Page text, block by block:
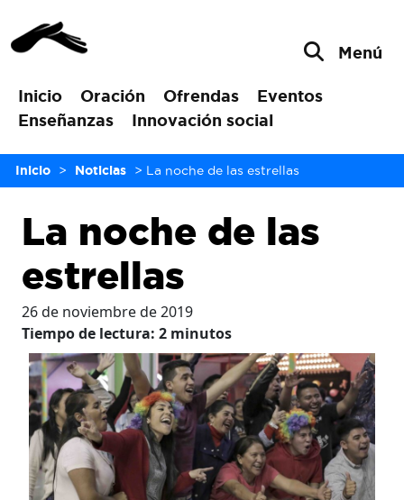
Inicio Oración Ofrendas
Eventos
Enseñanzas
Innovación social
Menú
Inicio > Noticias > La noche de las estrellas
La noche de las
estrellas
26 de noviembre de 2019
Tiempo de lectura: 2 minutos